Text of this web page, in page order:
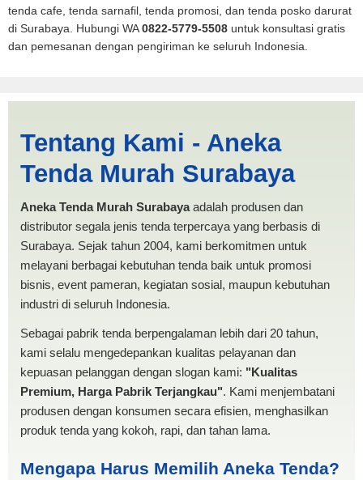
tenda cafe, tenda sarnafil, tenda promosi, dan tenda posko darurat
di Surabaya. Hubungi WA0822-5779-5508 untuk konsultasi gratis
dan pemesanan dengan pengiriman ke seluruh Indonesia.
PRODUKSI ANEKA TENDA
MURAH
Tentang Kami - Aneka
Tenda Murah Surabaya
Aneka Tenda Murah Surabayaadalah produsen dan
distributor segala jenis tenda terpercaya yang berbasis di
Surabaya. Sejak tahun 2004, kami berkomitmen untuk
melayani berbagai kebutuhan tenda baik untuk promosi
bisnis, event pameran, kegiatan sosial, maupun kebutuhan
industri di seluruh Indonesia.
Sebagai pabrik tenda berpengalaman lebih dari 20 tahun,
kami selalu mengedepankan kualitas pelayanan dan
kepuasan pelanggan dengan slogan kami: "Kualitas
Premium, Harga Pabrik Terjangkau". Kami menjembatani
produsen dengan konsumen secara efisien, menghasilkan
produk tenda yang kokoh, rapi, dan tahan lama.
Mengapa Harus Memilih Aneka Tenda?